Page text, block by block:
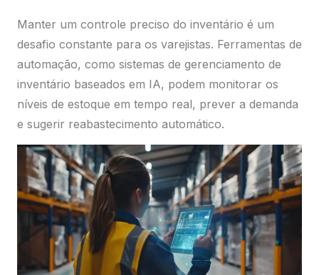
Manter um controle preciso do inventário é um
desafio constante para os varejistas. Ferramentas de
automação, como sistemas de gerenciamento de
inventário baseados em IA, podem monitorar os
níveis de estoque em tempo real, prever a demanda
e sugerir reabastecimento automático.